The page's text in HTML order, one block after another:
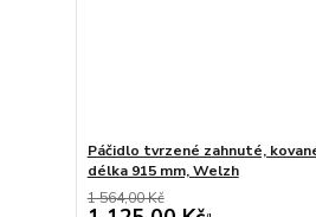
Páčidlo tvrzené zahnuté,
délka 915 mm, Welzh
1 564,00 Kč